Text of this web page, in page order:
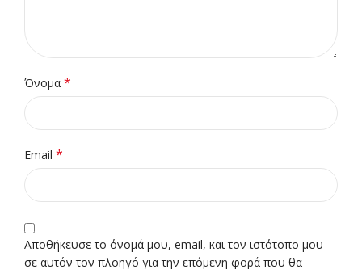
Όνομα *
Email *
Αποθήκευσε το όνομά μου, email, και τον ιστότοπο μου
σε αυτόν τον πλοηγό για την επόμενη φορά που θα